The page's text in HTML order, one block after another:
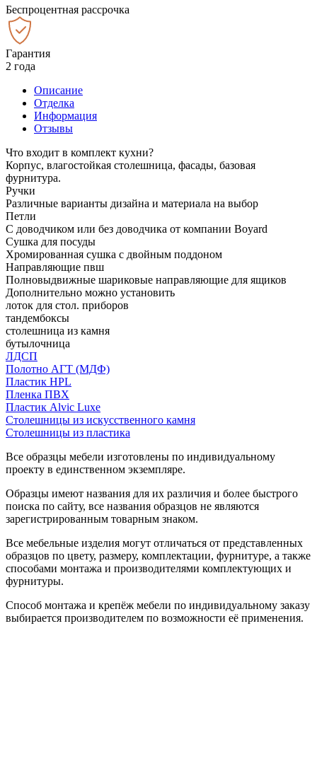
Беспроцентная рассрочка
Гарантия
2 года
Описание
Отделка
Информация
Отзывы
Что входит в комплект кухни?
Корпус, влагостойкая столешница, фасады, базовая
фурнитура.
Ручки
Различные варианты дизайна и материала на выбор
Петли
С доводчиком или без доводчика от компании Boyard
Сушка для посуды
Хромированная сушка с двойным поддоном
Направляющие пвш
Полновыдвижные шариковые направляющие для ящиков
Дополнительно можно установить
лоток для стол. приборов
тандембоксы
столешница из камня
бутылочница
ЛДСП
Полотно АГТ (МДФ)
Пластик HPL
Пленка ПВХ
Пластик Alvic Luxe
Столешницы из искусственного камня
Столешницы из пластика
Все образцы мебели изготовлены по индивидуальному
проекту в единственном экземпляре.
Образцы имеют названия для их различия и более быстрого
поиска по сайту, все названия образцов не являются
зарегистрированным товарным знаком.
Все мебельные изделия могут отличаться от представленных
образцов по цвету, размеру, комплектации, фурнитуре, а также
способами монтажа и производителями комплектующих и
фурнитуры.
Способ монтажа и крепёж мебели по индивидуальному заказу
выбирается производителем по возможности её применения.